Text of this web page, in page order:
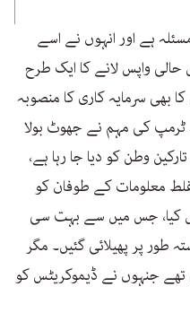
ہے اور انہوں نے اسے
حالی واپس لانے کا ایک طرح
بھی سرمایہ کاری کا منصوبہ
کی مہم نے جھوٹ بولا
وطن کو دیا جا رہا ہے،
معلومات کے طوفان کو
کیا، جس میں سے بہت سی
طور پر پھیلائی گئیں۔ مگر
تھے جنہوں نے ڈیموکریٹس کو